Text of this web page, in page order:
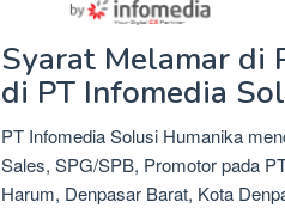
Syarat Melamar di
di PT Infomedia
PT Infomedia Solusi Humanika
Sales, SPG/SPB, Promotor pada
Harum, Denpasar Barat, Kota